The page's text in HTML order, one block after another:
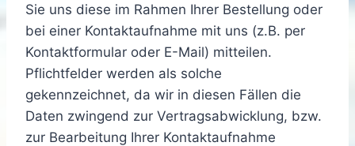
Sie uns diese im Rahmen Ihrer Bestellung oder
bei einer Kontaktaufnahme mit uns (z.B. per
Kontaktformular oder E-Mail) mitteilen.
Pflichtfelder werden als solche
gekennzeichnet, da wir in diesen Fällen die
Daten zwingend zur Vertragsabwicklung, bzw.
zur Bearbeitung Ihrer Kontaktaufnahme